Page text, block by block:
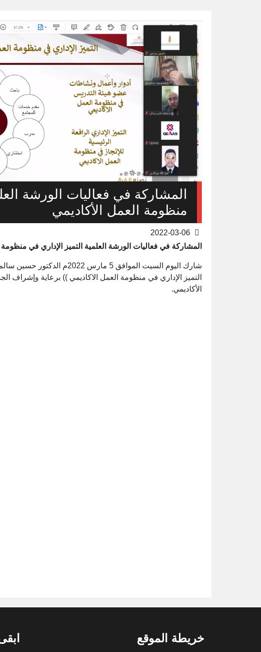
المشاركة في فعاليات الورشة
منظومة العمل الأكاديمي
المشاركة في فعاليات الورشة العلمية التميز الإداري في منظومة
شارك اليوم السيت الموافق 5
التميز الإداري في منظومة العمل الاكاديمي )) برعاية وإشراف
الأكاديمي.
خريطة الموقع